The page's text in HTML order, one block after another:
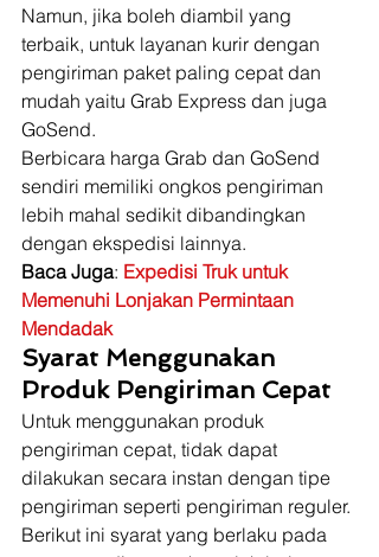
Namun, jika boleh diambil yang
terbaik, untuk layanan kurir dengan
pengiriman paket paling cepat dan
mudah yaitu Grab Express dan juga
GoSend.
Berbicara harga Grab dan GoSend
sendiri memiliki ongkos pengiriman
lebih mahal sedikit dibandingkan
dengan ekspedisi lainnya.
Baca Juga: Expedisi Truk untuk
Memenuhi Lonjakan Permintaan
Mendadak
Syarat Menggunakan
Produk Pengiriman Cepat
Untuk menggunakan produk
pengiriman cepat, tidak dapat
dilakukan secara instan dengan tipe
pengiriman seperti pengiriman reguler.
Berikut ini syarat yang berlaku pada